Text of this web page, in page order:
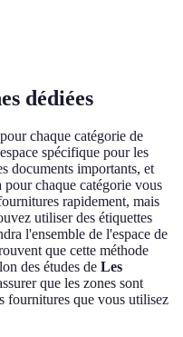
dédiées
chaque catégorie de
spécifique pour les
documents importants, et
chaque catégorie vous
rapidement, mais
utiliser des étiquettes
l'ensemble de l'espace de
que cette méthode
des études de Les
que les zones sont
fournitures que vous utilisez